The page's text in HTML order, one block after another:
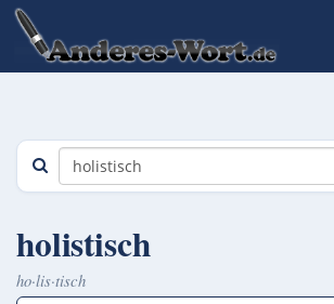
holistisch
ho·lis·tisch